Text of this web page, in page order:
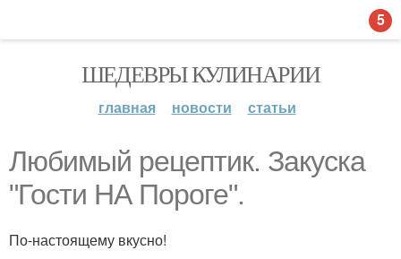
ШЕДЕВРЫ КУЛИНАРИИ
главная новости статьи
Любимый рецептик. Закуска
"Гости НА Пороге".
По-настоящему вкусно!
5